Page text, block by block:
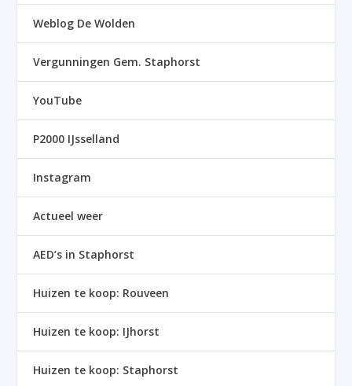
Weblog De Wolden
Vergunningen Gem. Staphorst
YouTube
P2000 IJsselland
Instagram
Actueel weer
AED’s in Staphorst
Huizen te koop: Rouveen
Huizen te koop: IJhorst
Huizen te koop: Staphorst